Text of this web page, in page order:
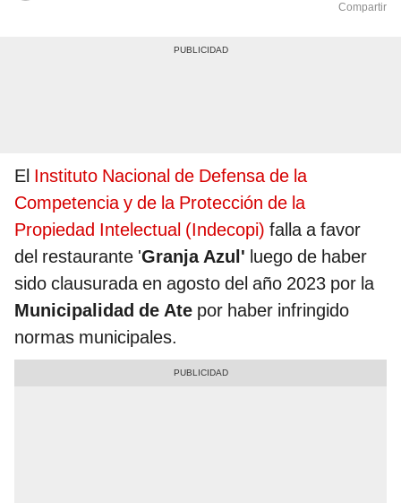
Compartir
El Instituto Nacional de Defensa de la
Competencia y de la Protección de la
Propiedad Intelectual (Indecopi) falla a favor
del restaurante 'Granja Azul' luego de haber
sido clausurada en agosto del año 2023 por la
Municipalidad de Ate por haber infringido
normas municipales.